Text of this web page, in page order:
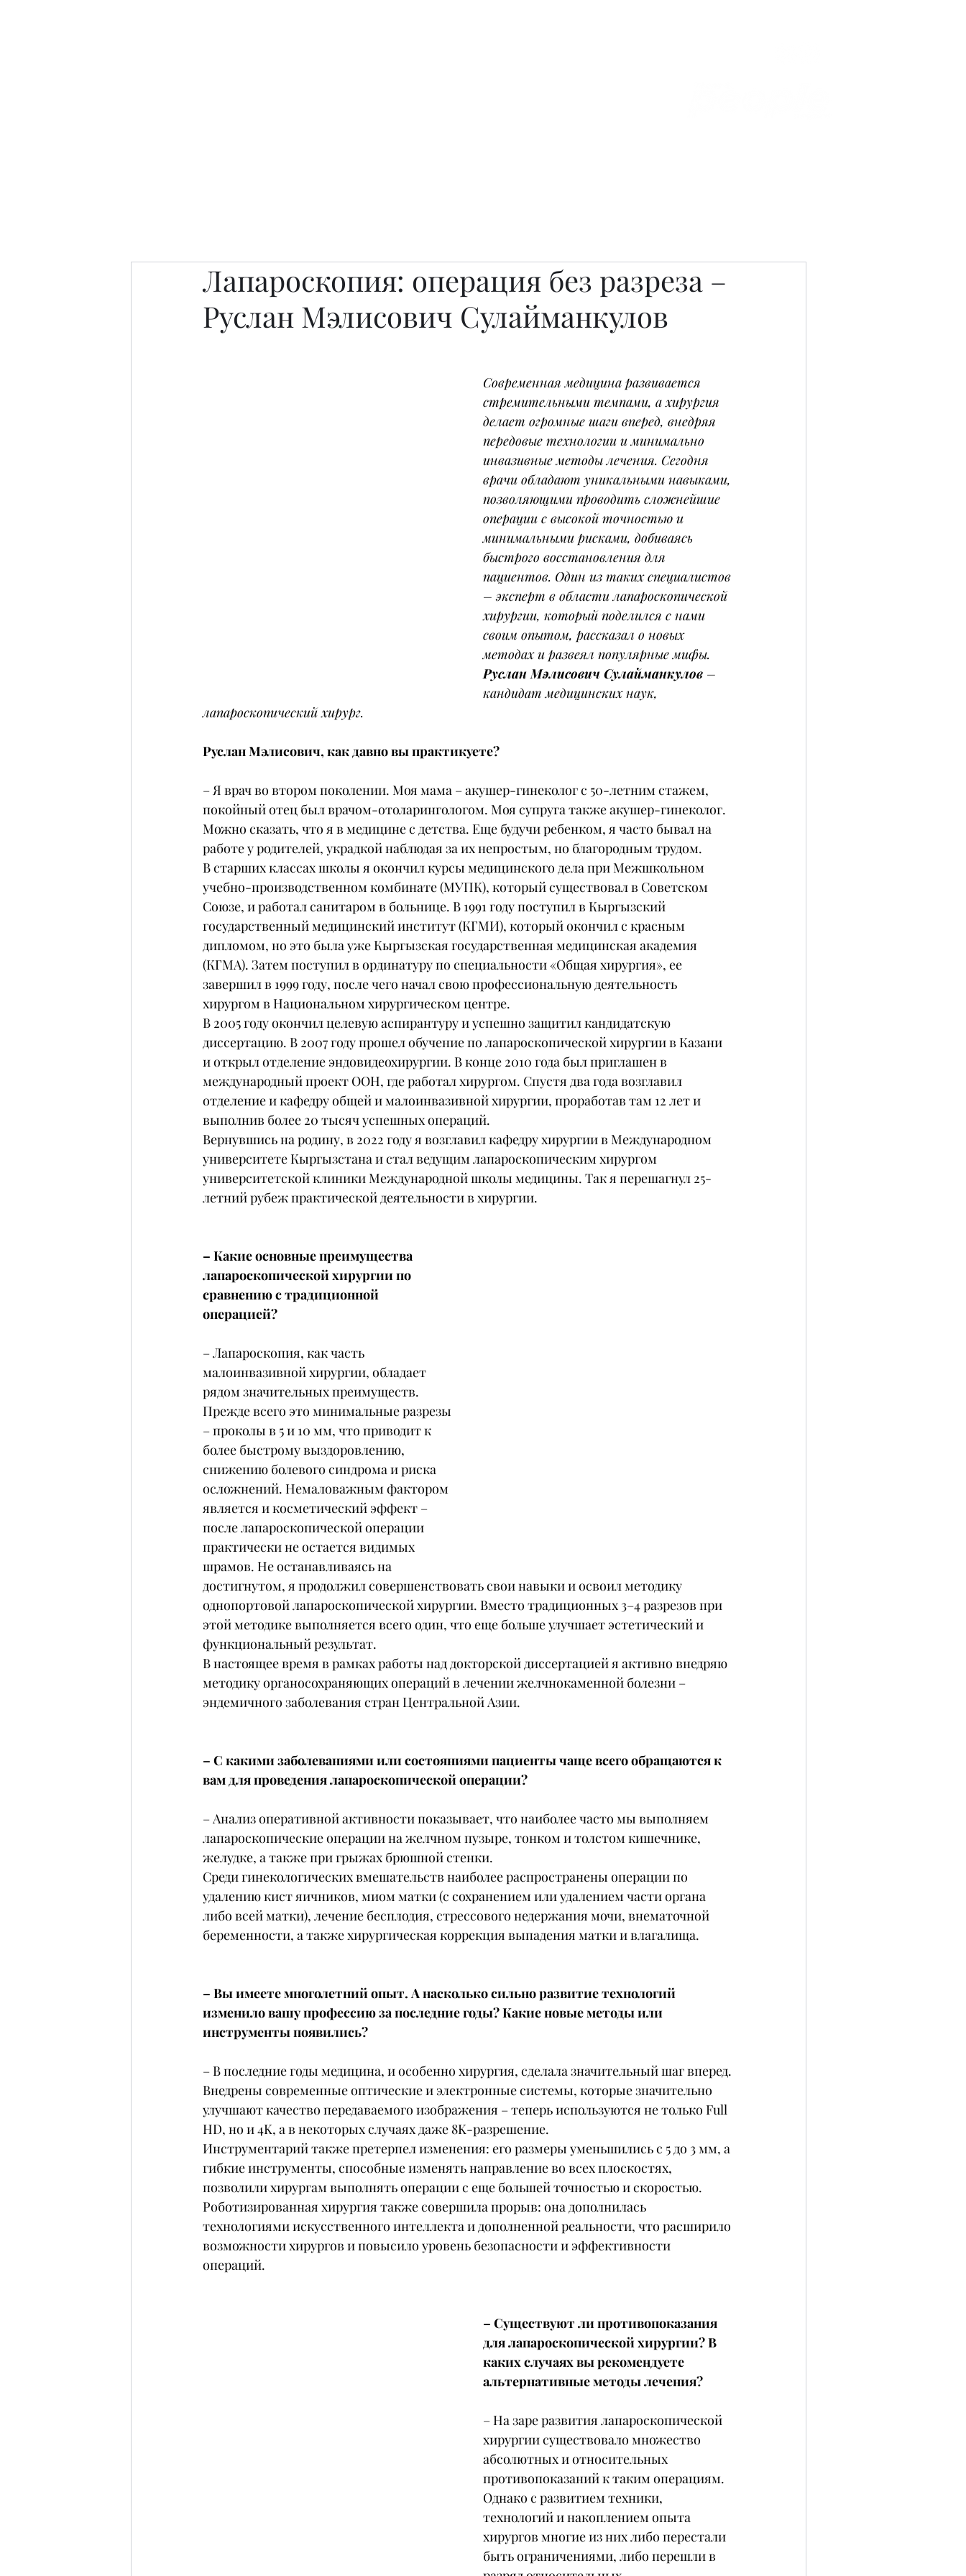
Лапароскопия: операция без разреза –
Руслан Мэлисович Сулайманкулов
Современная медицина развивается
стремительными темпами, а хирургия
делает огромные шаги вперед, внедряя
передовые технологии и минимально
инвазивные методы лечения. Сегодня
врачи обладают уникальными навыками,
позволяющими проводить сложнейшие
операции с высокой точностью и
минимальными рисками, добиваясь
быстрого восстановления для
пациентов. Один из таких специалистов
– эксперт в области лапароскопической
хирургии, который поделился с нами
своим опытом, рассказал о новых
методах и развеял популярные мифы.
Руслан Мэлисович Сулайманкулов –
кандидат медицинских наук,
лапароскопический хирург.
Руслан Мэлисович, как давно вы практикуете?
– Я врач во втором поколении. Моя мама – акушер-гинеколог с 50-летним стажем,
покойный отец был врачом-отоларингологом. Моя супруга также акушер-гинеколог.
Можно сказать, что я в медицине с детства. Еще будучи ребенком, я часто бывал на
работе у родителей, украдкой наблюдая за их непростым, но благородным трудом.
В старших классах школы я окончил курсы медицинского дела при Межшкольном
учебно-производственном комбинате (МУПК), который существовал в Советском
Союзе, и работал санитаром в больнице. В 1991 году поступил в Кыргызский
государственный медицинский институт (КГМИ), который окончил с красным
дипломом, но это была уже Кыргызская государственная медицинская академия
(КГМА). Затем поступил в ординатуру по специальности «Общая хирургия», ее
завершил в 1999 году, после чего начал свою профессиональную деятельность
хирургом в Национальном хирургическом центре.
В 2005 году окончил целевую аспирантуру и успешно защитил кандидатскую
диссертацию. В 2007 году прошел обучение по лапароскопической хирургии в Казани
и открыл отделение эндовидеохирургии. В конце 2010 года был приглашен в
международный проект ООН, где работал хирургом. Спустя два года возглавил
отделение и кафедру общей и малоинвазивной хирургии, проработав там 12 лет и
выполнив более 20 тысяч успешных операций.
Вернувшись на родину, в 2022 году я возглавил кафедру хирургии в Международном
университете Кыргызстана и стал ведущим лапароскопическим хирургом
университетской клиники Международной школы медицины. Так я перешагнул 25-
летний рубеж практической деятельности в хирургии.
– Какие основные преимущества
лапароскопической хирургии по
сравнению с традиционной
операцией?
– Лапароскопия, как часть
малоинвазивной хирургии, обладает
рядом значительных преимуществ.
Прежде всего это минимальные разрезы
– проколы в 5 и 10 мм, что приводит к
более быстрому выздоровлению,
снижению болевого синдрома и риска
осложнений. Немаловажным фактором
является и косметический эффект –
после лапароскопической операции
практически не остается видимых
шрамов. Не останавливаясь на
достигнутом, я продолжил совершенствовать свои навыки и освоил методику
однопортовой лапароскопической хирургии. Вместо традиционных 3–4 разрезов при
этой методике выполняется всего один, что еще больше улучшает эстетический и
функциональный результат.
В настоящее время в рамках работы над докторской диссертацией я активно внедряю
методику органосохраняющих операций в лечении желчнокаменной болезни –
эндемичного заболевания стран Центральной Азии.
– С какими заболеваниями или состояниями пациенты чаще всего обращаются к
вам для проведения лапароскопической операции?
– Анализ оперативной активности показывает, что наиболее часто мы выполняем
лапароскопические операции на желчном пузыре, тонком и толстом кишечнике,
желудке, а также при грыжах брюшной стенки.
Среди гинекологических вмешательств наиболее распространены операции по
удалению кист яичников, миом матки (с сохранением или удалением части органа
либо всей матки), лечение бесплодия, стрессового недержания мочи, внематочной
беременности, а также хирургическая коррекция выпадения матки и влагалища.
– Вы имеете многолетний опыт. А насколько сильно развитие технологий
изменило вашу профессию за последние годы? Какие новые методы или
инструменты появились?
– В последние годы медицина, и особенно хирургия, сделала значительный шаг вперед.
Внедрены современные оптические и электронные системы, которые значительно
улучшают качество передаваемого изображения – теперь используются не только Full
HD, но и 4K, а в некоторых случаях даже 8K-разрешение.
Инструментарий также претерпел изменения: его размеры уменьшились с 5 до 3 мм, а
гибкие инструменты, способные изменять направление во всех плоскостях,
позволили хирургам выполнять операции с еще большей точностью и скоростью.
Роботизированная хирургия также совершила прорыв: она дополнилась
технологиями искусственного интеллекта и дополненной реальности, что расширило
возможности хирургов и повысило уровень безопасности и эффективности
операций.
– Существуют ли противопоказания
для лапароскопической хирургии? В
каких случаях вы рекомендуете
альтернативные методы лечения?
– На заре развития лапароскопической
хирургии существовало множество
абсолютных и относительных
противопоказаний к таким операциям.
Однако с развитием техники,
технологий и накоплением опыта
хирургов многие из них либо перестали
быть ограничениями, либо перешли в